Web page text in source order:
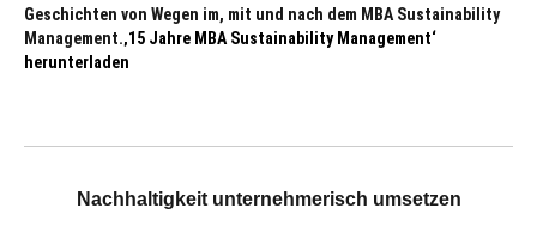
Geschichten von Wegen im, mit und nach dem MBA Sustainability
Management.‚15 Jahre MBA Sustainability Management‘
herunterladen
Nachhaltigkeit unternehmerisch umsetzen